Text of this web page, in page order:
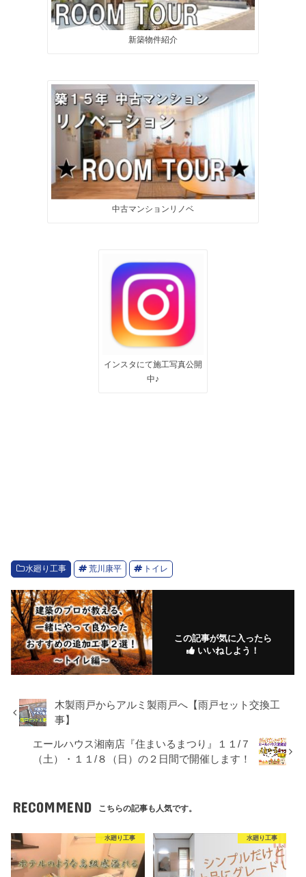
新築物件紹介
中古マンションリノベ
インスタにて施工写真公開
中♪
水廻り工事 荒川康平 トイレ
この記事が気に入ったら
いいねしよう！
木製雨戸からアルミ製雨戸へ【雨戸セット交換工
事】
エールハウス湘南店『住まいるまつり』１１/７
（土）・１１/８（日）の２日間で開催します！
RECOMMEND こちらの記事も人気です。
水廻り工事 水廻り工事